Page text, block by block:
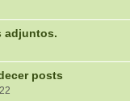
adjuntos.
posts